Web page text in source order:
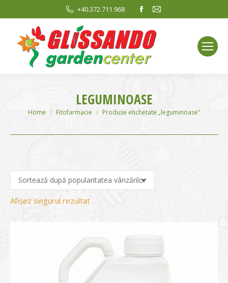
+40.372.711.968
Facebook
opens
in
new
window
Mail
window
LEGUMINOASE
You are here:
Home Fitofarmacie Produse etichetate „leguminoase”
Afișez singurul rezultat